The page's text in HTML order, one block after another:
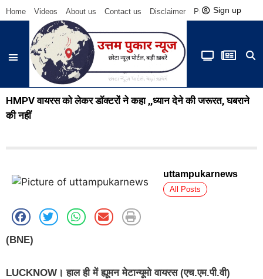
Home Videos About us Contact us Disclaimer Privacy Policy
Sign up
HMPV वायरस को लेकर डॉक्टरों ने कहा ,,ध्यान देने की जरूरत, घबराने
की नहीं
uttampukarnews
All Posts
(BNE)
LUCKNOW। हाल ही में ह्यूमन मेटान्यूमो वायरस (एच.एम.पी.वी)